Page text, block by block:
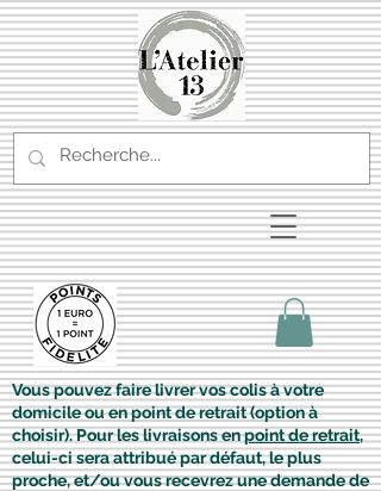
Vous pouvez faire livrer vos colis à votre
domicile ou en point de retrait (option à
choisir). Pour les livraisons enpoint de retrait,
celui-ci sera attribué par défaut, le plus
proche, et/ou vous recevrez une demande de